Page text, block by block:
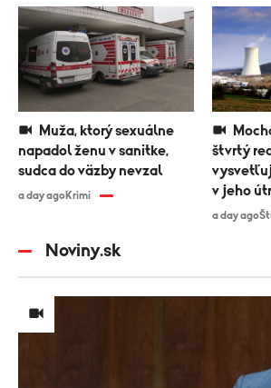
napadol ženu v sanitke,
sudca do väzby nevzal
a day agoKrimi
štvrtý
v jeho
a day ago
Noviny.sk